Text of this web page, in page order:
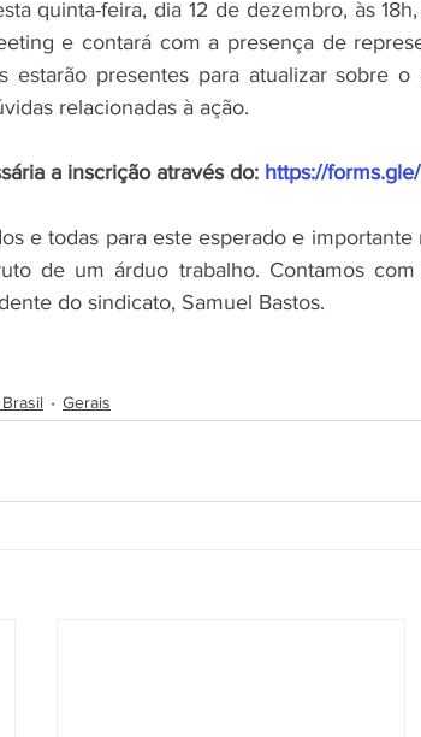
e contará com a presença de
estarão presentes para atualizar sobre
relacionadas à ação.
a inscrição através do: https://
de um árduo trabalho. Contamos
do sindicato, Samuel Bastos.
Gerais